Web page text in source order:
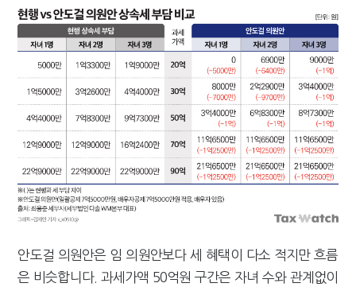
안도걸 의원안은 임 의원안보다 세 혜택이 다소 적지만 흐름
은 비슷합니다. 과세가액 50억원 구간은 자녀 수와 관계없이